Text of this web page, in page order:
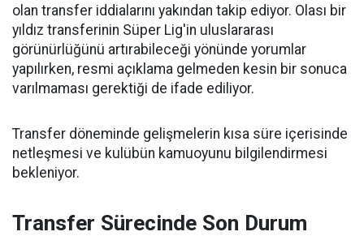
olan transfer iddialarını yakından takip ediyor. Olası bir
yıldız transferinin Süper Lig'in uluslararası
görünürlüğünü artırabileceği yönünde yorumlar
yapılırken, resmi açıklama gelmeden kesin bir sonuca
varılmaması gerektiği de ifade ediliyor.
Transfer döneminde gelişmelerin kısa süre içerisinde
netleşmesi ve kulübün kamuoyunu bilgilendirmesi
bekleniyor.
Transfer Sürecinde Son Durum